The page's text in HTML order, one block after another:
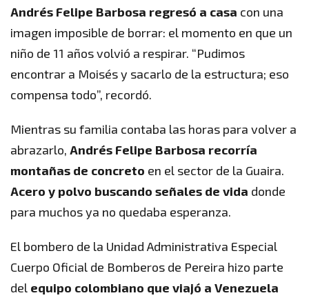
Andrés Felipe Barbosa regresó a casa con una
imagen imposible de borrar: el momento en que un
niño de 11 años volvió a respirar. “Pudimos
encontrar a Moisés y sacarlo de la estructura; eso
compensa todo”, recordó.
Mientras su familia contaba las horas para volver a
abrazarlo, Andrés Felipe Barbosa recorría
montañas de concreto en el sector de la Guaira.
Acero y polvo buscando señales de vida donde
para muchos ya no quedaba esperanza.
El bombero de la Unidad Administrativa Especial
Cuerpo Oficial de Bomberos de Pereira hizo parte
del equipo colombiano que viajó a Venezuela